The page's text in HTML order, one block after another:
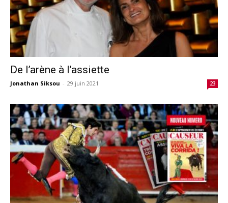
De l’arène à l’assiette
Jonathan Siksou - 29 juin 2021 23